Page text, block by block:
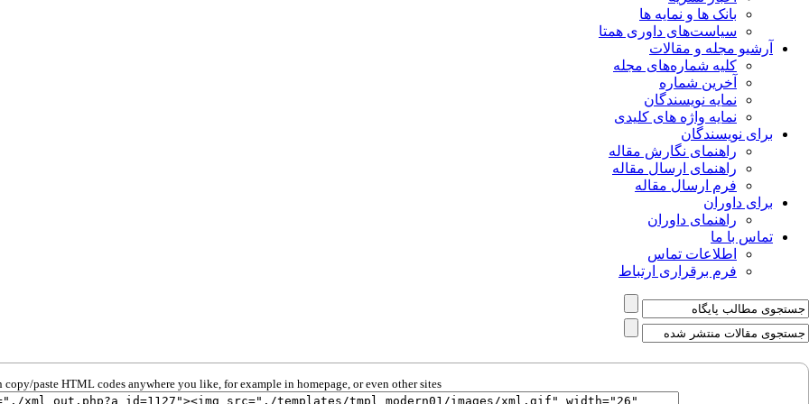
بانک ها و نمایه ها
سیاست‌های داوری همتا
آرشیو مجله و مقالات
کلیه شماره‌های مجله
آخرین شماره
نمایه نویسندگان
نمایه واژه های کلیدی
برای نویسندگان
راهنمای نگارش مقاله
راهنمای ارسال مقاله
فرم ارسال مقاله
برای داوران
راهنمای داوران
تماس با ما
اطلاعات تماس
فرم برقراری ارتباط
copy/paste HTML codes anywhere you like, for example in homepage, or even other sites